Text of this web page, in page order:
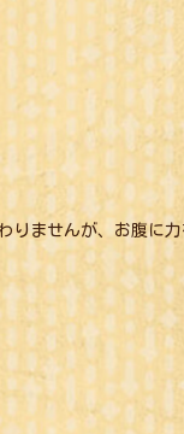
りませんが、お腹に